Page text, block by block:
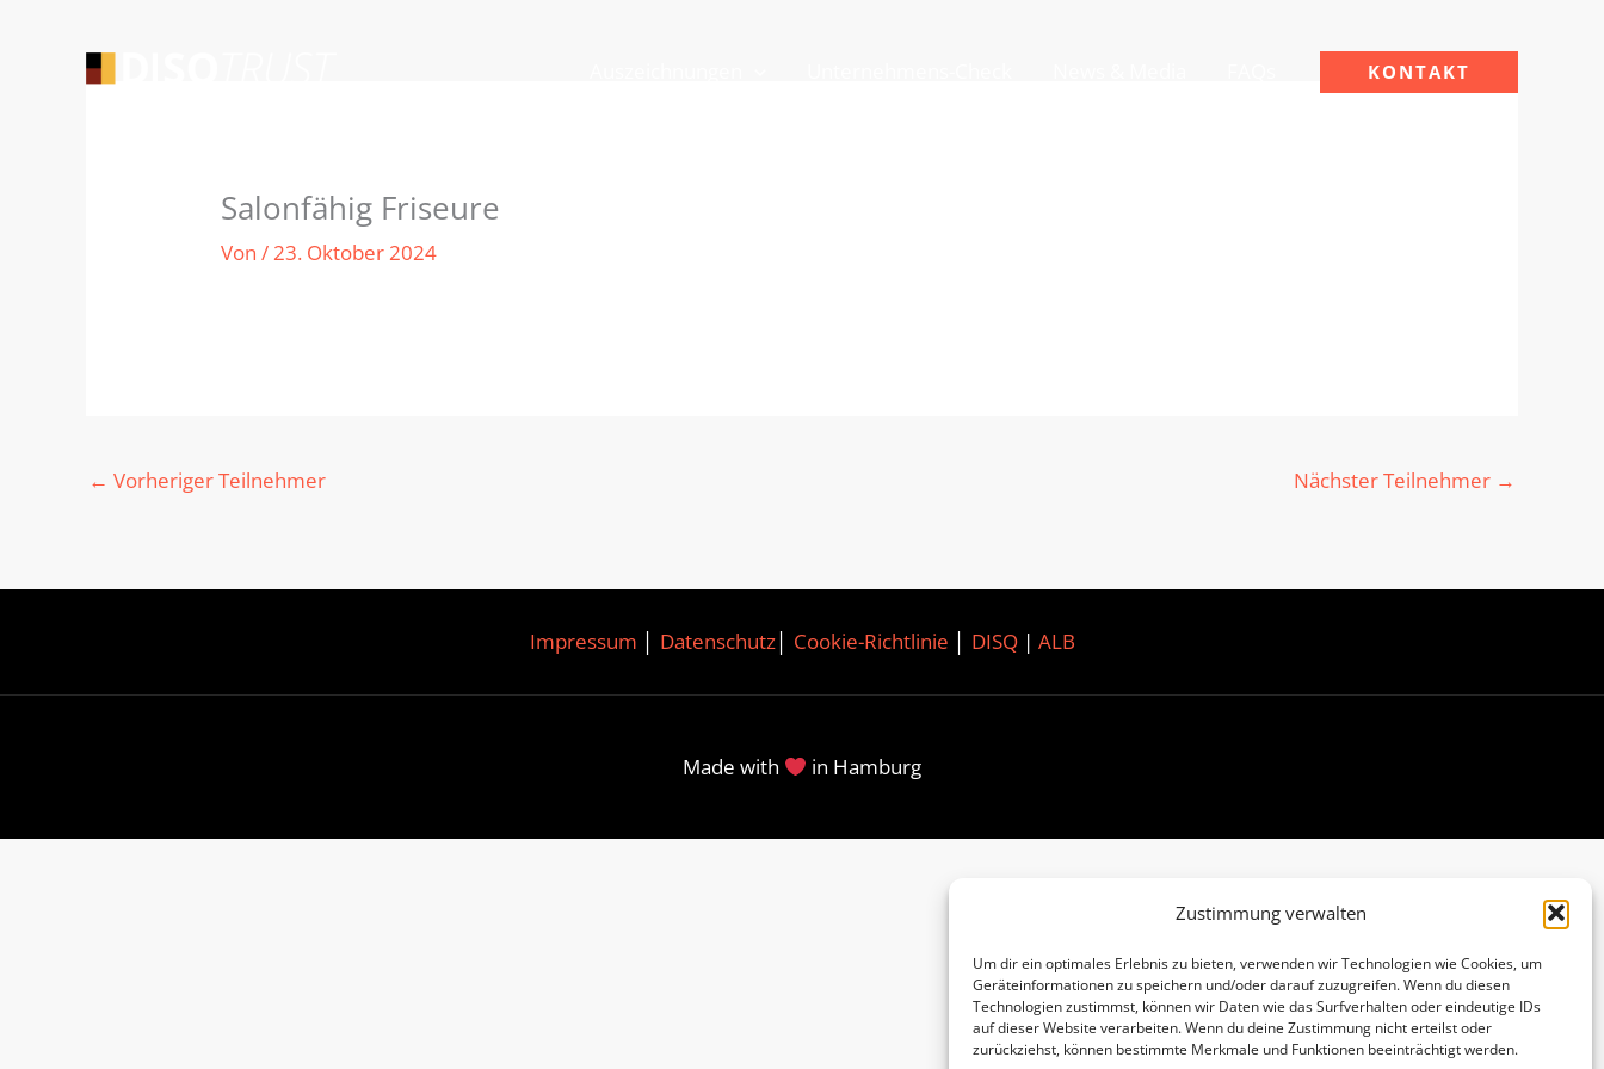
Zustimmung verwalten
Um dir ein optimales Erlebnis zu bieten, verwenden wir Technologien wie Cookies, um
Geräteinformationen zu speichern und/oder darauf zuzugreifen. Wenn du diesen
Technologien zustimmst, können wir Daten wie das Surfverhalten oder eindeutige IDs
auf dieser Website verarbeiten. Wenn du deine Zustimmung nicht erteilst oder
zurückziehst, können bestimmte Merkmale und Funktionen beeinträchtigt werden.
KONTAKT
Salonfähig Friseure
Von/23. Oktober 2024
← Vorheriger Teilnehmer Nächster Teilnehmer →
Impressum Datenschutz│ Cookie-Richtlinie DISQ| ALB
Made with in Hamburg